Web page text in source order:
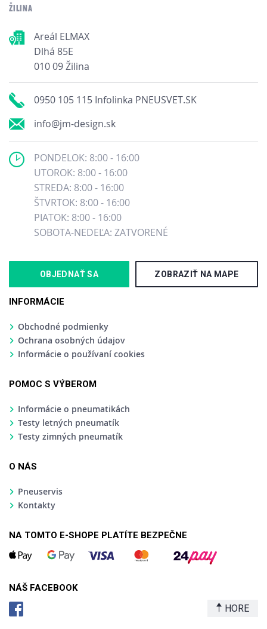
ŽILINA
Areál ELMAX
Dlhá 85E
010 09 Žilina
0950 105 115 Infolinka PNEUSVET.SK
info@jm-design.sk
PONDELOK: 8:00 - 16:00
UTOROK: 8:00 - 16:00
STREDA: 8:00 - 16:00
ŠTVRTOK: 8:00 - 16:00
PIATOK: 8:00 - 16:00
SOBOTA-NEDEĽA: ZATVORENÉ
OBJEDNAŤ SA ZOBRAZIŤ NA MAPE
INFORMÁCIE
Obchodné podmienky
Ochrana osobných údajov
Informácie o používaní cookies
POMOC S VÝBEROM
Informácie o pneumatikách
Testy letných pneumatík
Testy zimných pneumatík
O NÁS
Pneuservis
Kontakty
NA TOMTO E-SHOPE PLATÍTE BEZPEČNE
NÁŠ FACEBOOK
HORE